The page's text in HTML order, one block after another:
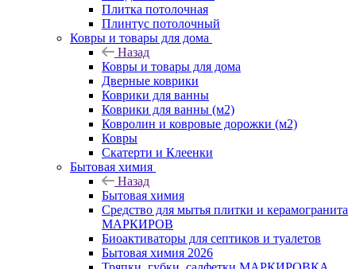
Плитка потолочная
Плинтус потолочный
Ковры и товары для дома
Назад
Ковры и товары для дома
Дверные коврики
Коврики для ванны
Коврики для ванны (м2)
Ковролин и ковровые дорожки (м2)
Ковры
Скатерти и Клеенки
Бытовая химия
Назад
Бытовая химия
Средство для мытья плитки и керамогранита
МАРКИРОВ
Биоактиваторы для септиков и туалетов
Бытовая химия 2026